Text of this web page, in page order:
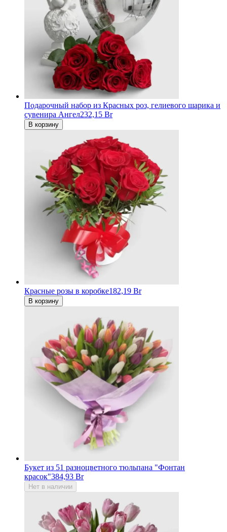
Подарочный набор из Красных роз, гелиевого шарика и
сувенира Ангел232,15 Br
В корзину
Красные розы в коробке182,19 Br
В корзину
Букет из 51 разноцветного тюльпана "Фонтан
красок"384,93 Br
Нет в наличии